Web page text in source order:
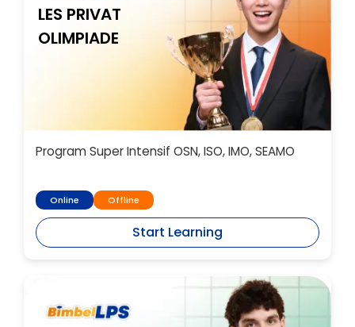
LES PRIVAT
OLIMPIADE
Program Super Intensif OSN, ISO, IMO, SEAMO
Online Offline
Start Learning